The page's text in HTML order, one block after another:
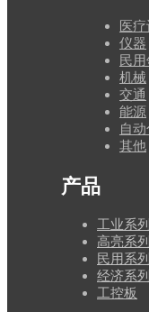
医
仪器
民
机械
交通
能源
自
其他
产品
工业系列
高亮系列
民用系列
经济系列
工控板